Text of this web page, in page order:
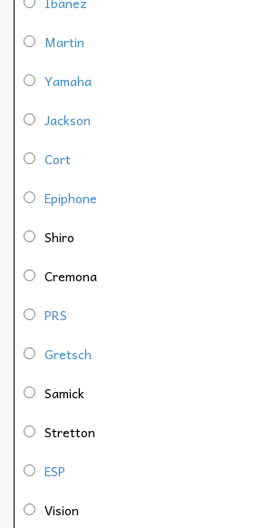
Martin
Yamaha
Jackson
Cort
Epiphone
Shiro
Cremona
PRS
Gretsch
Samick
Stretton
ESP
Vision